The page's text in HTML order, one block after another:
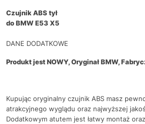
Czujnik ABS tył
do BMW E53 X5
DANE DODATKOWE
Produkt jest NOWY, Oryginał BMW,
Kupując oryginalny czujnik ABS masz
atrakcyjnego wyglądu oraz najwyższej
Dodatkowym atutem jest łatwy montaż